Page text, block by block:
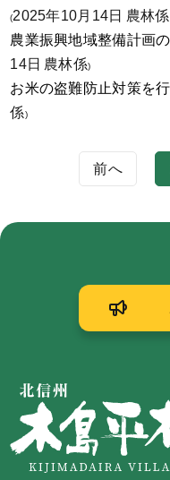
(2025年10月14日 農林係
農業振興地域整備計画
14日 農林係)
お米の盗難防止対策を
係)
前へ